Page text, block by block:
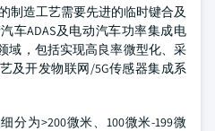
制造工艺需要先进的临时键合及
车ADAS及电动汽车功率集成电
域，包括实现高良率微型化、采
及开发物联网/5G传感器集成系
分为>200微米、100微米-199微